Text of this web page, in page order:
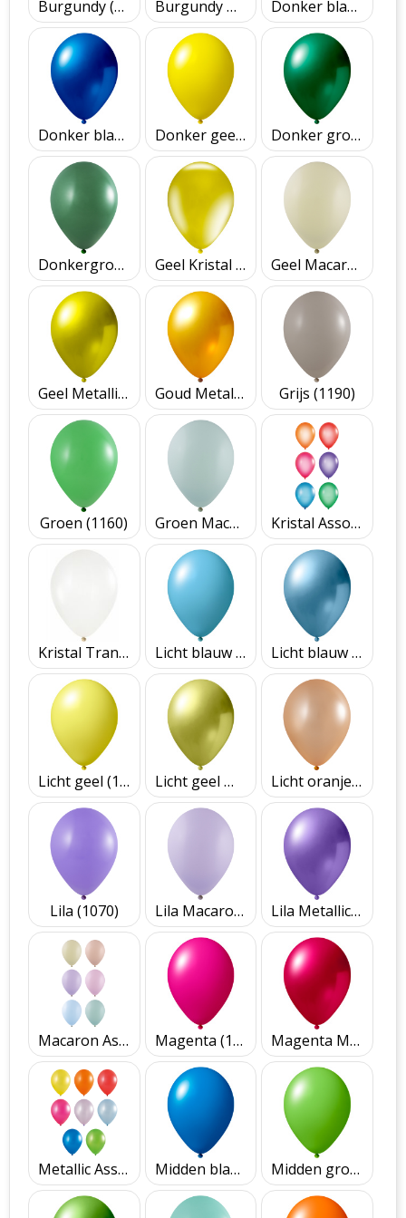
Burgundy (1132) Burgundy Metallic (2441) Donker blauw (1056)
Donker blauw Metallic (2450) Donker geel (1110) Donker groen Metallic (2460)
Donkergroen (1165) Geel Kristal (3310) Geel Macaron (1210)
Geel Metallic (2410) Goud Metallic (2415) Grijs (1190)
Groen (1160) Groen Macaron (1285) Kristal Assorti
Kristal Transparant (3300) Licht blauw (1151) Licht blauw Metallic (2650)
Licht geel (1010) Licht geel Metallic (2611) Licht oranje Metallic (2620)
Lila (1070) Lila Macaron (1270) Lila Metallic (2670)
Macaron Assorti Magenta (1040) Magenta Metallic (2440)
Metallic Assorti Midden blauw (1150) Midden groen (1061)